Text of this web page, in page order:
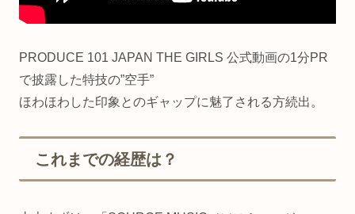
PRODUCE 101 JAPAN THE GIRLS 公式動画の1分PR
で披露した特技の”空手”
ほわほわした印象とのギャップに魅了される方続出。
これまでの経歴は？